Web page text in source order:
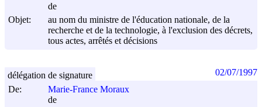
de
Objet:
au nom du ministre de l'éducation nationale, de la
recherche et de la technologie, à l'exclusion des décrets,
tous actes, arrêtés et décisions
De:
Marie-France Moraux
de
délégation de signature 02/07/1997